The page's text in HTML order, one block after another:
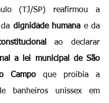
(TJ/SP) reafirmou a
dignidade humana
a lei municipal de São
Campo que proibia a
banheiros unissex em